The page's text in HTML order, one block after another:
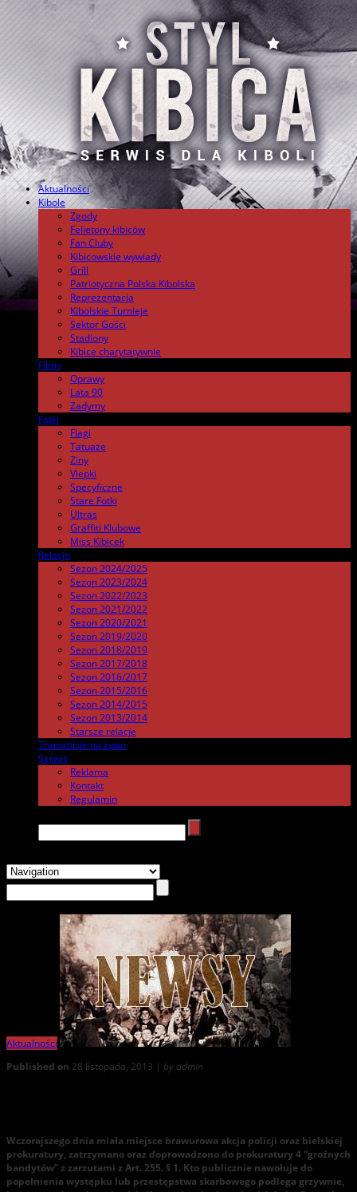
Aktualności .
Kibole
Zgody
Felietony kibiców
Fan Cluby
Kibicowskie wywiady
Grill
Patriotyczna Polska Kibolska
Reprezentacja
Kibolskie Turnieje
Sektor Gości
Stadiony
Kibice charytatywnie
Filmy
Oprawy
Lata 90
Zadymy
Fotki
Flagi
Tatuaże
Ziny
Vlepki
Specyficzne
Stare Fotki
Ultras
Graffiti Klubowe
Miss Kibicek
Relacje
Sezon 2024/2025
Sezon 2023/2024
Sezon 2022/2023
Sezon 2021/2022
Sezon 2020/2021
Sezon 2019/2020
Sezon 2018/2019
Sezon 2017/2018
Sezon 2016/2017
Sezon 2015/2016
Sezon 2014/2015
Sezon 2013/2014
Starsze relacje
Transmisje na żywo
Serwis
Reklama
Kontakt
Regulamin
Aktualności
Published on 28 listopada, 2013 | by admin
Wczorajszego dnia miała miejsce brawurowa akcja policji oraz bielskiej
prokuratury, zatrzymano oraz doprowadzono do prokuratury 4 “groźnych
bandytów” z zarzutami z Art. 255. § 1. Kto publicznie nawołuje do
popełnienia występku lub przestępstwa skarbowego podlega grzywnie,